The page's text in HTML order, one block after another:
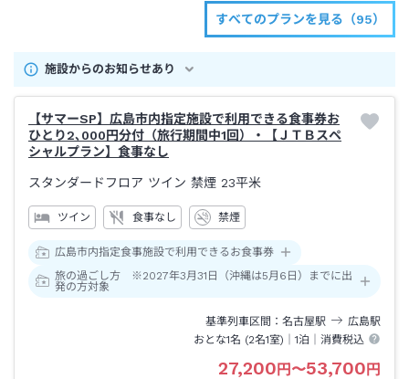
すべてのプランを見る（95）
施設からのお知らせあり
【サマーSP】広島市内指定施設で利用できる食事券お
ひとり2､000円分付（旅行期間中1回）・【ＪＴＢスペ
シャルプラン】食事なし
スタンダードフロア ツイン 禁煙 23平米
ツイン 食事なし 禁煙
広島市内指定食事施設で利用できるお食事券
旅の過ごし方 ※2027年3月31日（沖縄は5月6日）までに出
発の方対象
基準列車区間 名古屋駅 広島駅
おとな1名 (2名1室)｜1泊 ｜消費税込
27,200円〜53,700円